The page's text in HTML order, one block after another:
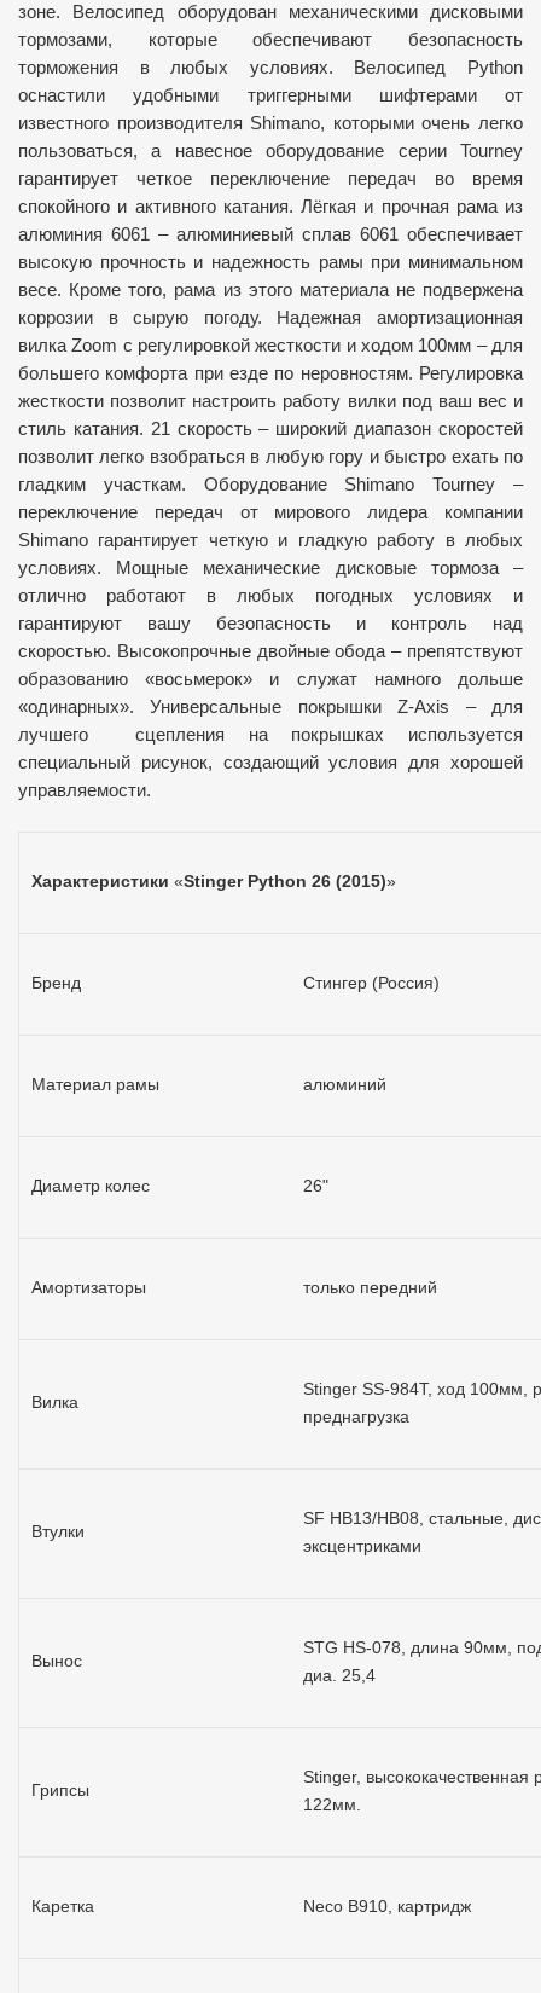
зоне. Велосипед оборудован механическими дисковыми
тормозами, которые обеспечивают безопасность
торможения в любых условиях. Велосипед Python
оснастили удобными триггерными шифтерами от
известного производителя Shimano, которыми очень легко
пользоваться, а навесное оборудование серии Tourney
гарантирует четкое переключение передач во время
спокойного и активного катания. Лёгкая и прочная рама из
алюминия 6061 – алюминиевый сплав 6061 обеспечивает
высокую прочность и надежность рамы при минимальном
весе. Кроме того, рама из этого материала не подвержена
коррозии в сырую погоду. Надежная амортизационная
вилка Zoom с регулировкой жесткости и ходом 100мм – для
большего комфорта при езде по неровностям. Регулировка
жесткости позволит настроить работу вилки под ваш вес и
стиль катания. 21 скорость – широкий диапазон скоростей
позволит легко взобраться в любую гору и быстро ехать по
гладким участкам. Оборудование Shimano Tourney –
переключение передач от мирового лидера компании
Shimano гарантирует четкую и гладкую работу в любых
условиях. Мощные механические дисковые тормоза –
отлично работают в любых погодных условиях и
гарантируют вашу безопасность и контроль над
скоростью. Высокопрочные двойные обода – препятствуют
образованию «восьмерок» и служат намного дольше
«одинарных». Универсальные покрышки Z-Axis – для
лучшего сцепления на покрышках используется
специальный рисунок, создающий условия для хорошей
управляемости.
Характеристики «Stinger Python 26 (2015)»
Бренд Стингер (Россия)
Материал рамы алюминий
Диаметр колес 26"
Амортизаторы только передний
Вилка
Stinger SS-984T, ход 100мм,
преднагрузка
Втулки
SF HB13/HB08, стальные,
эксцентриками
Вынос
STG HS-078, длина 90мм,
диа. 25,4
Грипсы
Stinger, высококачественная
122мм.
Каретка Neco B910, картридж